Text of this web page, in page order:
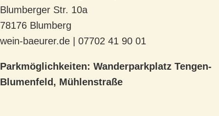
Blumberger Str. 10a
78176 Blumberg
wein-baeurer.de | 07702 41 90 01
Parkmöglichkeiten: Wanderparkplatz Tengen-
Blumenfeld, Mühlenstraße